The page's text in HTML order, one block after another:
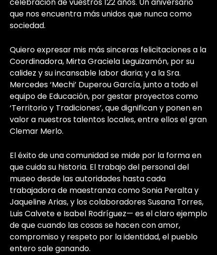
celebración de vuestros 122 años. Un aniversario
que nos encuentra más unidos que nunca como
sociedad.
Quiero expresar mis más sinceras felicitaciones a la
Coordinadora, Mirta Graciela Leguizamón, por su
calidez y su incansable labor diaria; y a la Sra.
Mercedes ‘Mechi’ Duperou García, junto a todo el
equipo de Educación, por gestar proyectos como
‘Territorio y Tradiciones’, que dignifican y ponen en
valor a nuestros talentos locales, entre ellos el gran
Clemar Merlo.
El éxito de una comunidad se mide por la forma en
que cuida su historia. El trabajo del personal del
museo desde las autoridades hasta cada
trabajadora de maestranza como Sonia Peralta y
Jaqueline Arias, y los colaboradores Susana Torres,
Luis Calvete e Isabel Rodríguez— es el claro ejemplo
de que cuando las cosas se hacen con amor,
compromiso y respeto por la identidad, el pueblo
entero sale ganando.